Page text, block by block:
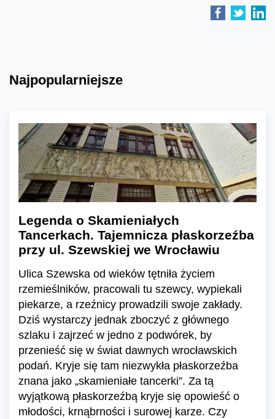
Najpopularniejsze
Legenda o Skamieniałych
Tancerkach. Tajemnicza płaskorzeźba
przy ul. Szewskiej we Wrocławiu
Ulica Szewska od wieków tętniła życiem
rzemieślników, pracowali tu szewcy, wypiekali
piekarze, a rzeźnicy prowadzili swoje zakłady.
Dziś wystarczy jednak zboczyć z głównego
szlaku i zajrzeć w jedno z podwórek, by
przenieść się w świat dawnych wrocławskich
podań. Kryje się tam niezwykła płaskorzeźba
znana jako „skamieniałe tancerki”. Za tą
wyjątkową płaskorzeźbą kryje się opowieść o
młodości, krnąbrności i surowej karze. Czy